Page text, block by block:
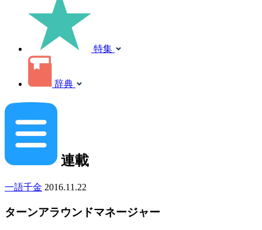
特集
辞典
連載
一語千金 2016.11.22
ターンアラウンドマネージャー